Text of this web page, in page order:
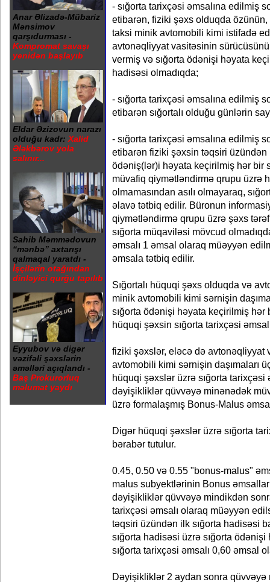
Anar Əlizadə-Mübariz
Mənsimov
qarşıdurması -
Kompromat savaşı
yenidən başlayıb
Eldar Əzizovun narazı
olduğu kadr: Xalid
Ələkbərov yola
salınır...
Sahib Məmmədovun
“mənbə” axtarışı
qalmaqal yaratdı -
İşçilərin otağından
dinləyici qurğu tapılıb
Eyyubov və digər
vəzifəli şəxslərin
əməlləri açıqlandı -
Baş Prokurorluq
məlumat yaydı
- sığorta tarixçəsi əmsalına edilmiş
etibarən, fiziki şəxs olduqda
taksi minik avtomobili kimi istifadə
avtonəqliyyat vasitəsinin
vermiş və sığorta ödənişi həyata
hadisəsi olmadıqda;
- sığorta tarixçəsi əmsalına edilmiş
etibarən sığortalı olduğu günlərin
- sığorta tarixçəsi əmsalına edilmiş
etibarən fiziki şəxsin təqsiri üzündən
ödəniş(lər)i həyata keçirilmiş hər bir
müvafiq qiymətləndirmə qrupu üzrə
olmamasından asılı olmayaraq,
əlavə tətbiq edilir. Büronun
qiymətləndirmə qrupu üzrə şəxs
sığorta müqaviləsi mövcud
əmsalı 1 əmsal olaraq müəyyən
əmsala tətbiq edilir.
Sığortalı hüquqi şəxs olduqda və
minik avtomobili kimi sərnişin
sığorta ödənişi həyata keçirilmiş hər
hüquqi şəxsin sığorta tarixçəsi
fiziki şəxslər, eləcə də avtonəqliyyat
avtomobili kimi sərnişin daşımaları
hüquqi şəxslər üzrə sığorta tarixçəsi
dəyişikliklər qüvvəyə minənədək
üzrə formalaşmış Bonus-Malus
Digər hüquqi şəxslər üzrə sığorta
bərabər tutulur.
0.45, 0.50 və 0.55 "bonus-malus"
malus subyektlərinin Bonus
dəyişikliklər qüvvəyə mindikdən
tarixçəsi əmsalı olaraq müəyyən
təqsiri üzündən ilk sığorta hadisəsi
sığorta hadisəsi üzrə sığorta
sığorta tarixçəsi əmsalı 0,60 əmsal
Dəyişikliklər 2 aydan sonra qüvvəyə